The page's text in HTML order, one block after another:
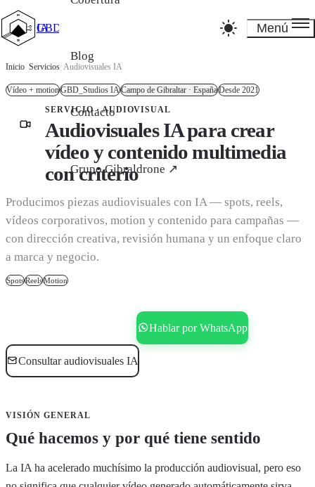
GBD_Studios IA
Blog
Contacto
Grupo Gibraldrone ↗
Menú
Inicio Servicios Audiovisuales IA
Vídeo + motionGBD_Studios IACampo de Gibraltar · EspañaDesde 2021
SERVICIO · AUDIOVISUAL
Audiovisuales IA para crear
vídeo y contenido multimedia
con criterio
Producimos piezas audiovisuales con IA — spots, reels,
vídeos corporativos, motion y contenido para campañas —
con dirección creativa, revisión humana y un enfoque claro
a marca y negocio.
SpotsReelsMotion
Hablar por WhatsApp
Consultar audiovisuales IA
VISIÓN GENERAL
Qué hacemos y por qué tiene sentido
La IA ha acelerado muchísimo la producción audiovisual, pero eso